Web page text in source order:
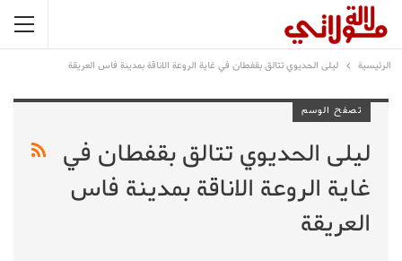
الرئيسية ليلى الحديوي تتالق بقفطان في غاية الروعة الاناقة بمدينة فاس العريقة
تصفح الوسم
ليلى الحديوي تتالق بقفطان في
غاية الروعة الاناقة بمدينة فاس
العريقة